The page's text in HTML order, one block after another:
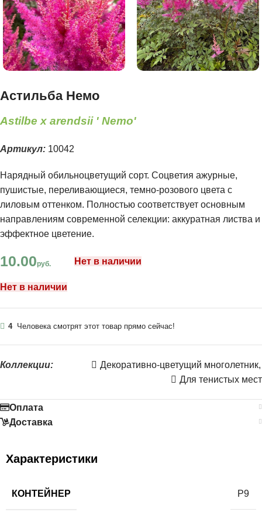
Астильба Немо
Astilbe x arendsii ' Nemo'
Артикул: 10042
Нарядный обильноцветущий сорт. Соцветия ажурные,
пушистые, переливающиеся, темно-розового цвета с
лиловым оттенком. Полностью соответствует основным
направлениям современной селекции: аккуратная листва и
эффектное цветение.
10.00руб. Нет в наличии
Нет в наличии
4 Человека смотрят этот товар прямо сейчас!
Коллекции: Декоративно-цветущий многолетник,
Для тенистых мест
Оплата
Доставка
Характеристики
КОНТЕЙНЕР Р9